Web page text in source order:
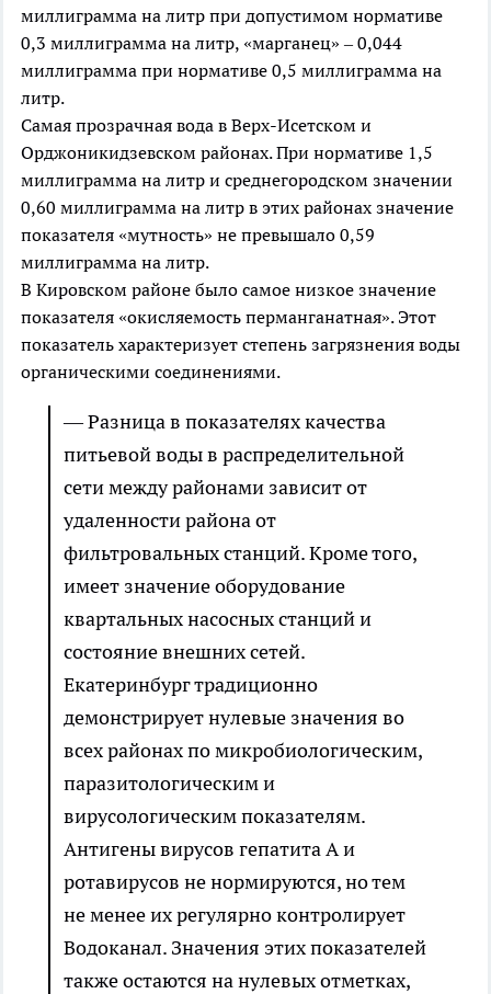
миллиграмма на литр при допустимом нормативе
0,3 миллиграмма на литр, «марганец» – 0,044
миллиграмма при нормативе 0,5 миллиграмма на
литр.
Самая прозрачная вода в Верх-Исетском и
Орджоникидзевском районах. При нормативе 1,5
миллиграмма на литр и среднегородском значении
0,60 миллиграмма на литр в этих районах значение
показателя «мутность» не превышало 0,59
миллиграмма на литр.
В Кировском районе было самое низкое значение
показателя «окисляемость перманганатная». Этот
показатель характеризует степень загрязнения воды
органическими соединениями.
— Разница в показателях качества
питьевой воды в распределительной
сети между районами зависит от
удаленности района от
фильтровальных станций. Кроме того,
имеет значение оборудование
квартальных насосных станций и
состояние внешних сетей.
Екатеринбург традиционно
демонстрирует нулевые значения во
всех районах по микробиологическим,
паразитологическим и
вирусологическим показателям.
Антигены вирусов гепатита А и
ротавирусов не нормируются, но тем
не менее их регулярно контролирует
Водоканал. Значения этих показателей
также остаются на нулевых отметках,